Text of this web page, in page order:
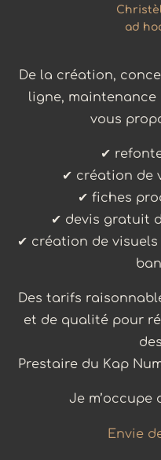
ad
De la création,
ligne,
vous
✔
✔ création de
✔ fiches
✔ devis gratuit
✔ création de visuels
Des tarifs
et de qualité pour
Prestaire du Kap
Je m’occupe
Envie